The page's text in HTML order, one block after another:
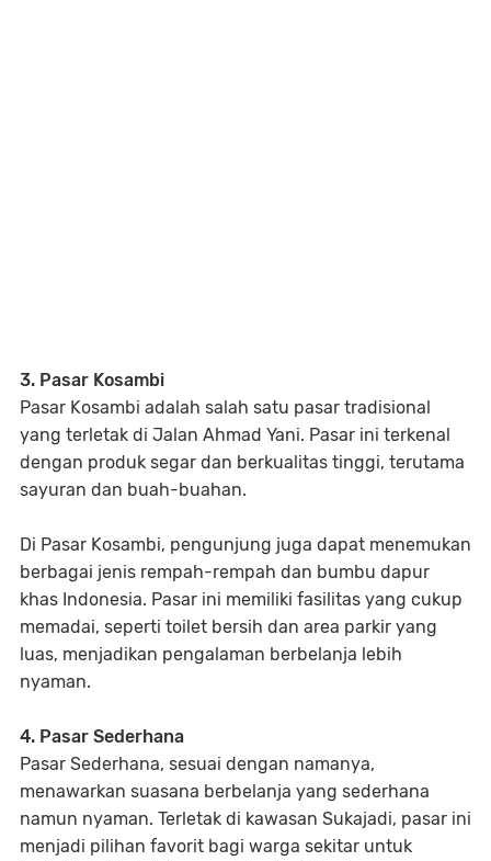
3. Pasar Kosambi
Pasar Kosambi adalah salah satu pasar tradisional
yang terletak di Jalan Ahmad Yani. Pasar ini terkenal
dengan produk segar dan berkualitas tinggi, terutama
sayuran dan buah-buahan.
Di Pasar Kosambi, pengunjung juga dapat menemukan
berbagai jenis rempah-rempah dan bumbu dapur
khas Indonesia. Pasar ini memiliki fasilitas yang cukup
memadai, seperti toilet bersih dan area parkir yang
luas, menjadikan pengalaman berbelanja lebih
nyaman.
4. Pasar Sederhana
Pasar Sederhana, sesuai dengan namanya,
menawarkan suasana berbelanja yang sederhana
namun nyaman. Terletak di kawasan Sukajadi, pasar ini
menjadi pilihan favorit bagi warga sekitar untuk